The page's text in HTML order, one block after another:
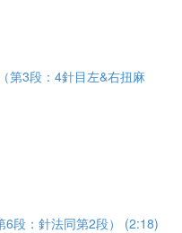
第3段：4針目左&右扭麻
段：針法同第2段） (2:18)